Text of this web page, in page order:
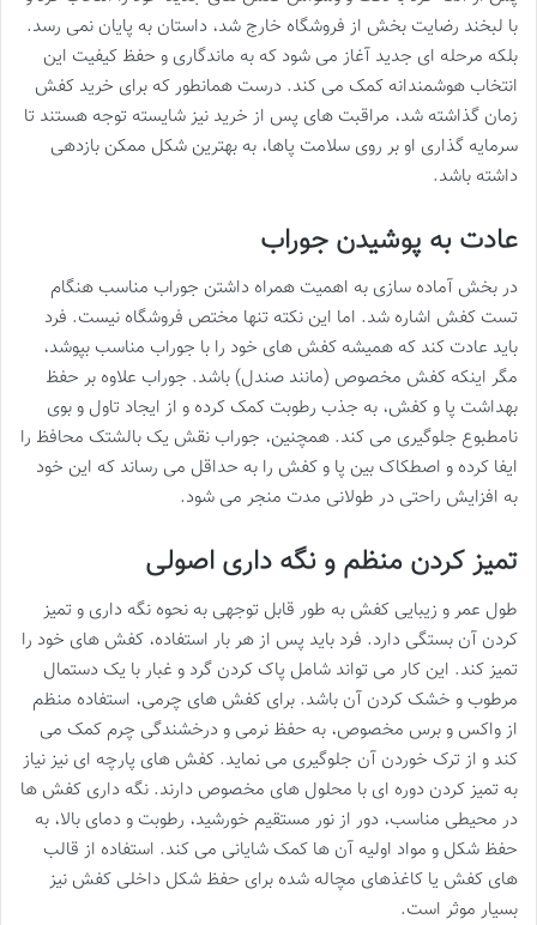
با لبخند رضایت بخش از فروشگاه خارج شد، داستان به پایان نمی رسد.
بلکه مرحله ای جدید آغاز می شود که به ماندگاری و حفظ کیفیت این
انتخاب هوشمندانه کمک می کند. درست همانطور که برای خرید کفش
زمان گذاشته شد، مراقبت های پس از خرید نیز شایسته توجه هستند تا
سرمایه گذاری او بر روی سلامت پاها، به بهترین شکل ممکن بازدهی
داشته باشد.
عادت به پوشیدن جوراب
در بخش آماده سازی به اهمیت همراه داشتن جوراب مناسب هنگام
تست کفش اشاره شد. اما این نکته تنها مختص فروشگاه نیست. فرد
باید عادت کند که همیشه کفش های خود را با جوراب مناسب بپوشد،
مگر اینکه کفش مخصوص (مانند صندل) باشد. جوراب علاوه بر حفظ
بهداشت پا و کفش، به جذب رطوبت کمک کرده و از ایجاد تاول و بوی
نامطبوع جلوگیری می کند. همچنین، جوراب نقش یک بالشتک محافظ را
ایفا کرده و اصطکاک بین پا و کفش را به حداقل می رساند که این خود
به افزایش راحتی در طولانی مدت منجر می شود.
تمیز کردن منظم و نگه داری اصولی
طول عمر و زیبایی کفش به طور قابل توجهی به نحوه نگه داری و تمیز
کردن آن بستگی دارد. فرد باید پس از هر بار استفاده، کفش های خود را
تمیز کند. این کار می تواند شامل پاک کردن گرد و غبار با یک دستمال
مرطوب و خشک کردن آن باشد. برای کفش های چرمی، استفاده منظم
از واکس و برس مخصوص، به حفظ نرمی و درخشندگی چرم کمک می
کند و از ترک خوردن آن جلوگیری می نماید. کفش های پارچه ای نیز نیاز
به تمیز کردن دوره ای با محلول های مخصوص دارند. نگه داری کفش ها
در محیطی مناسب، دور از نور مستقیم خورشید، رطوبت و دمای بالا، به
حفظ شکل و مواد اولیه آن ها کمک شایانی می کند. استفاده از قالب
های کفش یا کاغذهای مچاله شده برای حفظ شکل داخلی کفش نیز
بسیار موثر است.